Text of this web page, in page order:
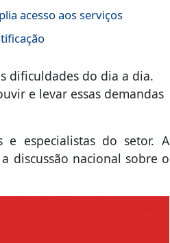
acesso aos serviços
dificuldades do dia a dia.
e levar essas demandas
e especialistas do setor. A
discussão nacional sobre o